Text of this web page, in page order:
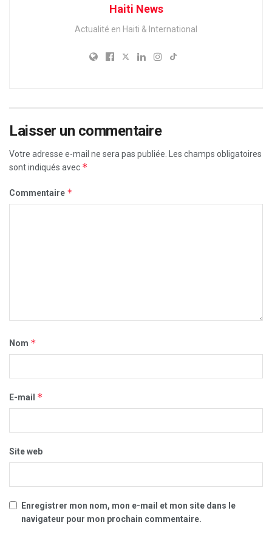
Haiti News
Actualité en Haiti & International
Laisser un commentaire
Votre adresse e-mail ne sera pas publiée. Les champs obligatoires
sont indiqués avec *
Commentaire *
Nom *
E-mail *
Site web
Enregistrer mon nom, mon e-mail et mon site dans le
navigateur pour mon prochain commentaire.